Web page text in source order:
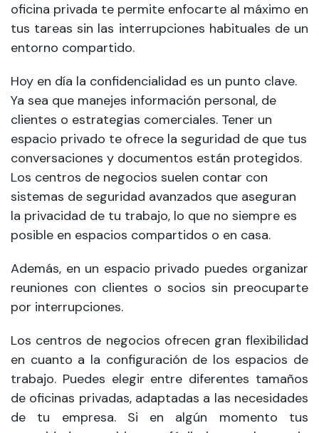
oficina privada te permite enfocarte al máximo en
tus tareas sin las interrupciones habituales de un
entorno compartido.
Hoy en día la confidencialidad es un punto clave.
Ya sea que manejes información personal, de
clientes o estrategias comerciales. Tener un
espacio privado te ofrece la seguridad de que tus
conversaciones y documentos están protegidos.
Los centros de negocios suelen contar con
sistemas de seguridad avanzados que aseguran
la privacidad de tu trabajo, lo que no siempre es
posible en espacios compartidos o en casa.
Además, en un espacio privado puedes organizar
reuniones con clientes o socios sin preocuparte
por interrupciones.
Los centros de negocios ofrecen gran flexibilidad
en cuanto a la configuración de los espacios de
trabajo. Puedes elegir entre diferentes tamaños
de oficinas privadas, adaptadas a las necesidades
de tu empresa. Si en algún momento tus